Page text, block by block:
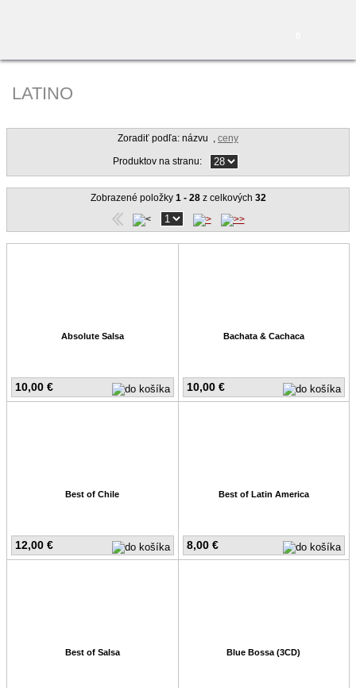
LATINO
Zoradiť podľa: názvu , ceny
Produktov na stranu:
Zobrazené položky 1 - 28z celkových 32
10,00 €
Absolute Salsa
10,00 €
Bachata & Cachaca
12,00 €
Best of Chile
8,00 €
Best of Latin America
Best of Salsa Blue Bossa (3CD)